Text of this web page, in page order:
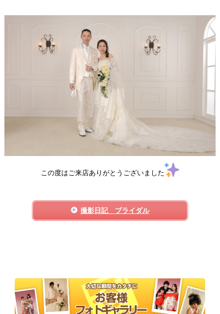
この度はご来店ありがとうございました
撮影日記 ブライダル